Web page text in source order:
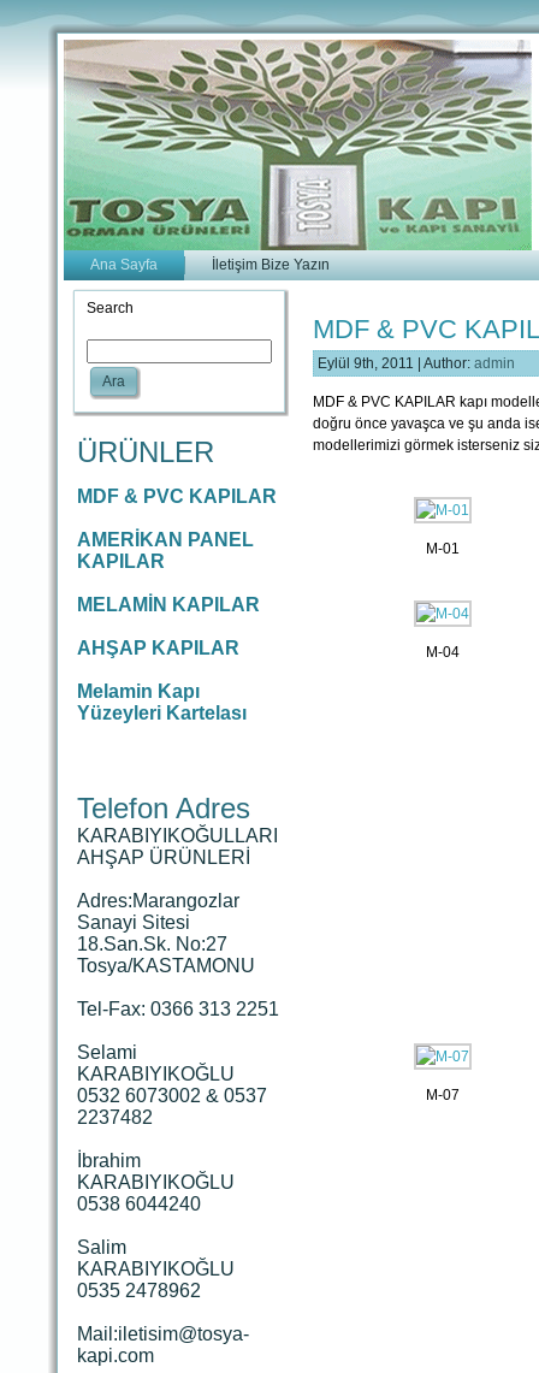
Ana Sayfa İletişim Bize Yazın
Search
Ara
ÜRÜNLER
MDF & PVC KAPILAR
AMERİKAN PANEL
KAPILAR
MELAMİN KAPILAR
AHŞAP KAPILAR
Melamin Kapı
Yüzeyleri Kartelası
Telefon Adres
KARABIYIKOĞULLARI
AHŞAP ÜRÜNLERİ
Adres:Marangozlar
Sanayi Sitesi
18.San.Sk. No:27
Tosya/KASTAMONU
Tel-Fax: 0366 313 2251
Selami
KARABIYIKOĞLU
0532 6073002 & 0537
2237482
İbrahim
KARABIYIKOĞLU
0538 6044240
Salim
KARABIYIKOĞLU
0535 2478962
Mail:iletisim@tosya-
kapi.com
MDF & PVC
Eylül 9th, 2011 | Author: admin
MDF & PVC KAPILAR kapı
doğru önce yavaşca ve şu anda
modellerimizi görmek isterseniz
M-01
M-04
M-07